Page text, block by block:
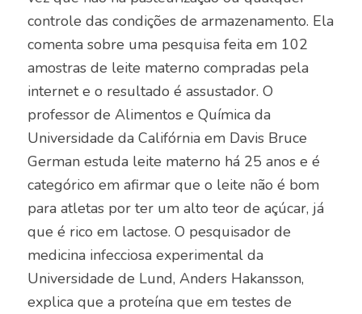
controle das condições de armazenamento. Ela
comenta sobre uma pesquisa feita em 102
amostras de leite materno compradas pela
internet e o resultado é assustador. O
professor de Alimentos e Química da
Universidade da Califórnia em Davis Bruce
German estuda leite materno há 25 anos e é
categórico em afirmar que o leite não é bom
para atletas por ter um alto teor de açúcar, já
que é rico em lactose. O pesquisador de
medicina infecciosa experimental da
Universidade de Lund, Anders Hakansson,
explica que a proteína que em testes de